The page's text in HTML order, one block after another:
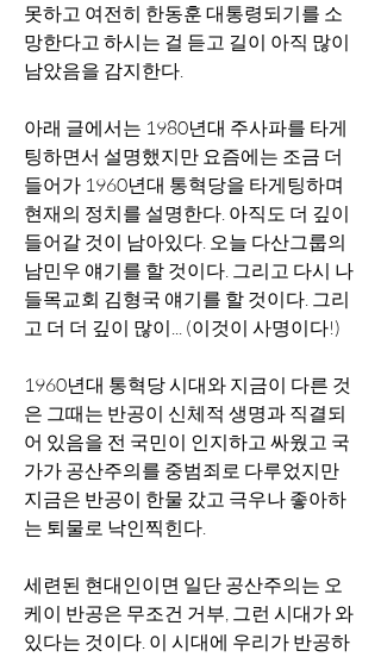
못하고 여전히 한동훈 대통령되기를 소
망한다고 하시는 걸 듣고 길이 아직 많이
남았음을 감지한다.
아래 글에서는 1980년대 주사파를 타게
팅하면서 설명했지만 요즘에는 조금 더
들어가 1960년대 통혁당을 타게팅하며
현재의 정치를 설명한다. 아직도 더 깊이
들어갈 것이 남아있다. 오늘 다산그룹의
남민우 얘기를 할 것이다. 그리고 다시 나
들목교회 김형국 얘기를 할 것이다. 그리
고 더 더 깊이 많이... (이것이 사명이다!)
1960년대 통혁당 시대와 지금이 다른 것
은 그때는 반공이 신체적 생명과 직결되
어 있음을 전 국민이 인지하고 싸웠고 국
가가 공산주의를 중범죄로 다루었지만
지금은 반공이 한물 갔고 극우나 좋아하
는 퇴물로 낙인찍힌다.
세련된 현대인이면 일단 공산주의는 오
케이 반공은 무조건 거부, 그런 시대가 와
있다는 것이다. 이 시대에 우리가 반공하